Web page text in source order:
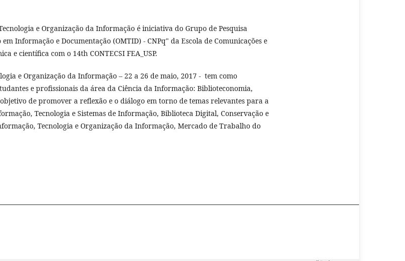
e Organização da Informação é iniciativa do Grupo de Pesquisa
Informação e Documentação (OMTID) - CNPq" da Escola de Comunicações e
e científica com o 14th CONTECSI FEA_USP.
e Organização da Informação – 22 a 26 de maio, 2017 - tem como
e profissionais da área da Ciência da Informação: Biblioteconomia,
de promover a reflexão e o diálogo em torno de temas relevantes para a
Tecnologia e Sistemas de Informação, Biblioteca Digital, Conservação e
Tecnologia e Organização da Informação, Mercado de Trabalho do